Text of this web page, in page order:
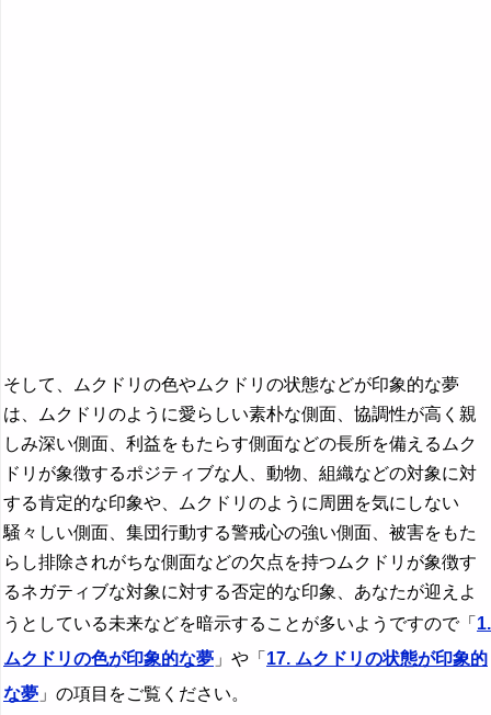
そして、ムクドリの色やムクドリの状態などが印象的な夢
は、ムクドリのように愛らしい素朴な側面、協調性が高く親
しみ深い側面、利益をもたらす側面などの長所を備えるムク
ドリが象徴するポジティブな人、動物、組織などの対象に対
する肯定的な印象や、ムクドリのように周囲を気にしない
騒々しい側面、集団行動する警戒心の強い側面、被害をもた
らし排除されがちな側面などの欠点を持つムクドリが象徴す
るネガティブな対象に対する否定的な印象、あなたが迎えよ
うとしている未来などを暗示することが多いようですので「 1.
ムクドリの色が印象的な夢 」や「 17. ムクドリの状態が印象的
な夢 」の項目をご覧ください。